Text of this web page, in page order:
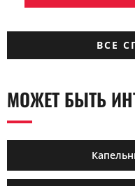
ВСЕ
МОЖЕТ БЫТЬ